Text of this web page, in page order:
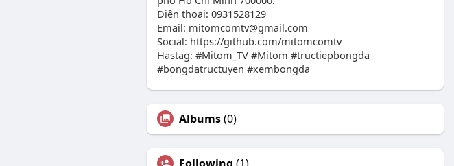
Điện thoại: 0931528129
Email: mitomcomtv@gmail.com
Social: https://github.com/mitomcomtv
Hastag: #Mitom_TV #Mitom #tructiepbongda
#bongdatructuyen #xembongda
Albums(0)